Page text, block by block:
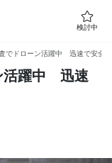
検討中
でドローン活躍中 迅速で安全
活躍中 迅速